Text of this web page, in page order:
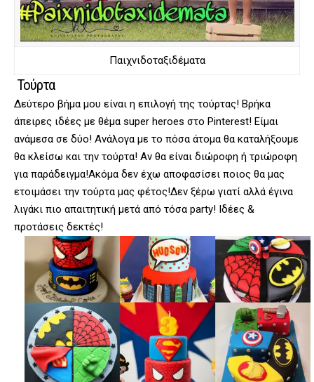
Παιχνιδοταξιδέματα
Τούρτα
Δεύτερο βήμα μου είναι η επιλογή της τούρτας! Βρήκα
άπειρες ιδέες με θέμα super heroes στο Pinterest! Είμαι
ανάμεσα σε δύο! Ανάλογα με το πόσα άτομα θα καταλήξουμε
θα κλείσω και την τούρτα! Αν θα είναι διώροφη ή τριώροφη
για παράδειγμα!Ακόμα δεν έχω αποφασίσει ποιος θα μας
ετοιμάσει την τούρτα μας φέτος!Δεν ξέρω γιατί αλλά έγινα
λιγάκι πιο απαιτητική μετά από τόσα party! Ιδέες &
προτάσεις δεκτές!